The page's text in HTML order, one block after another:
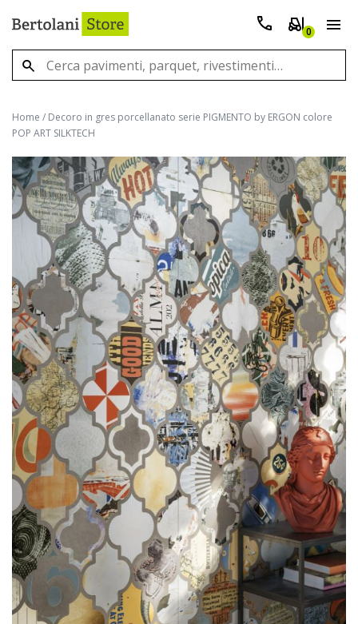
0
Home / Decoro in gres porcellanato serie PIGMENTO by ERGON colore
POP ART SILKTECH